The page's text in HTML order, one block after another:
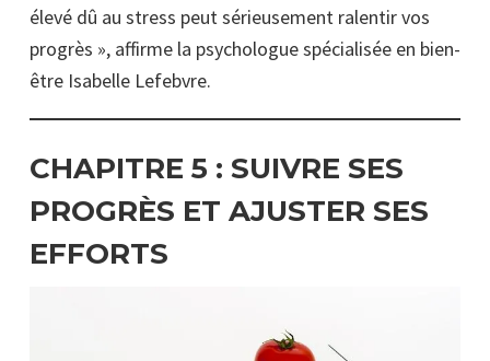
élevé dû au stress peut sérieusement ralentir vos
progrès », affirme la psychologue spécialisée en bien-
être Isabelle Lefebvre.
CHAPITRE 5 : SUIVRE SES
PROGRÈS ET AJUSTER SES
EFFORTS